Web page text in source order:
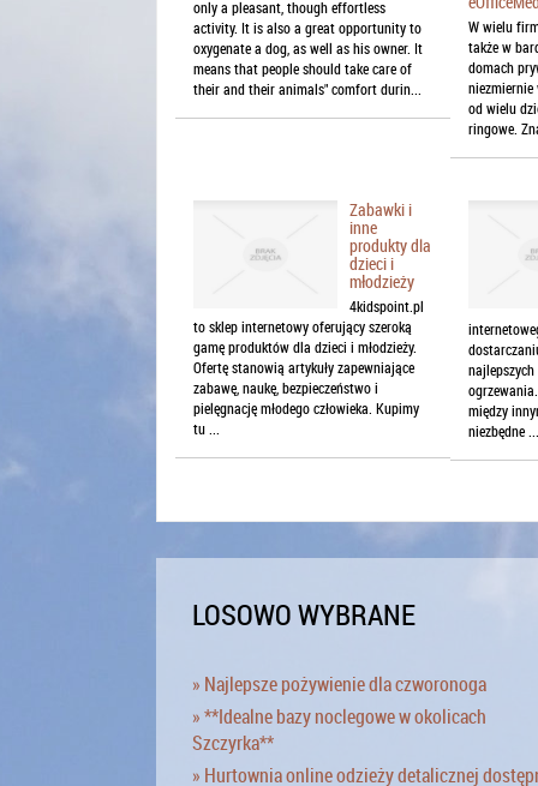
only a pleasant, though effortless
activity. It is also a great opportunity to
oxygenate a dog, as well as his owner. It
means that people should take care of
their and their animals" comfort durin...
W wielu
także w
domach
niezmiernie
od wielu
ringowe.
Zabawki i
inne
produkty dla
dzieci i
młodzieży
4kidspoint.pl
to sklep internetowy oferujący szeroką
gamę produktów dla dzieci i młodzieży.
Ofertę stanowią artykuły zapewniające
zabawę, naukę, bezpieczeństwo i
pielęgnację młodego człowieka. Kupimy
tu ...
między
niezbędne
LOSOWO WYBRANE
» Najlepsze pożywienie dla czworonoga
» **Idealne bazy noclegowe w okolicach
Szczyrka**
» Hurtownia online odzieży detalicznej